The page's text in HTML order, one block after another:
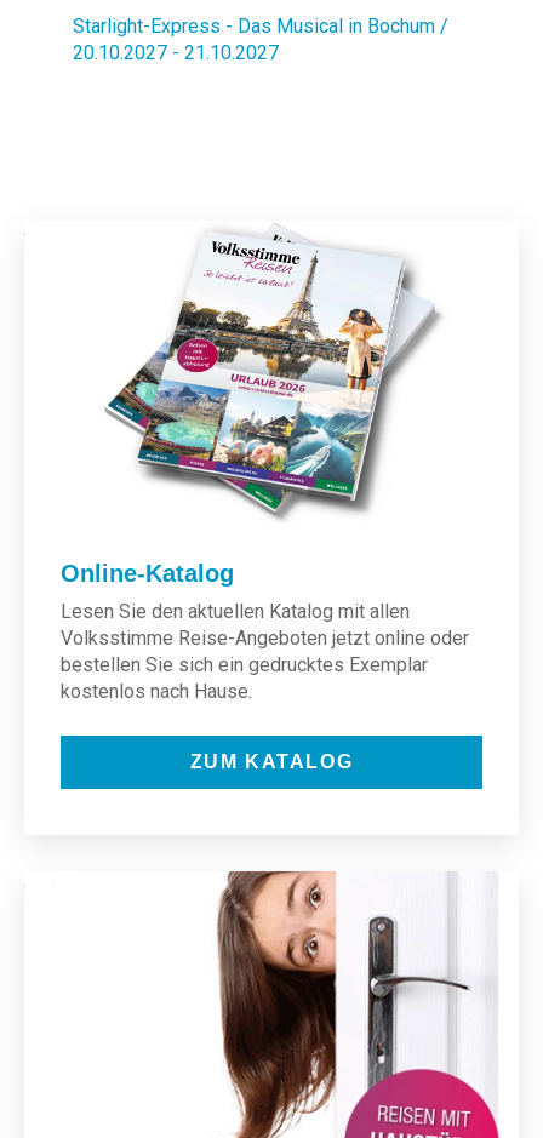
Starlight-Express - Das Musical in Bochum /
20.10.2027 - 21.10.2027
Online-Katalog
Lesen Sie den aktuellen Katalog mit allen
Volksstimme Reise-Angeboten jetzt online oder
bestellen Sie sich ein gedrucktes Exemplar
kostenlos nach Hause.
ZUM KATALOG